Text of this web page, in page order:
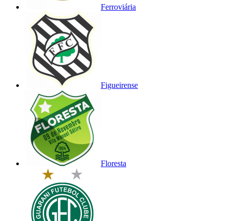
Ferroviária
Figueirense
Floresta